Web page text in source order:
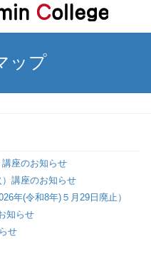
ップ
座のお知らせ
講座のお知らせ
年(令和8年)５月29日廃止）
知らせ
せ